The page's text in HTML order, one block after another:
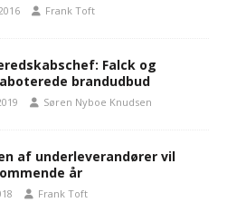
Frank Toft
Falck og
brandudbud
Søren Nyboe Knudsen
af underleverandører vil
år
Frank Toft